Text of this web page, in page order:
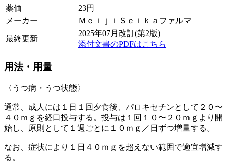
薬価
23円
メーカー
ＭｅｉｊｉＳｅｉｋａファルマ
最終更新
2025年07月改訂(第2版)
添付文書のPDFはこちら
用法・用量
〈うつ病・うつ状態〉
通常、成人には１日１回夕食後、パロキセチンとして２０〜
４０ｍｇを経口投与する。投与は１回１０〜２０ｍｇより開
始し、原則として１週ごとに１０ｍｇ／日ずつ増量する。
なお、症状により１日４０ｍｇを超えない範囲で適宜増減す
る。